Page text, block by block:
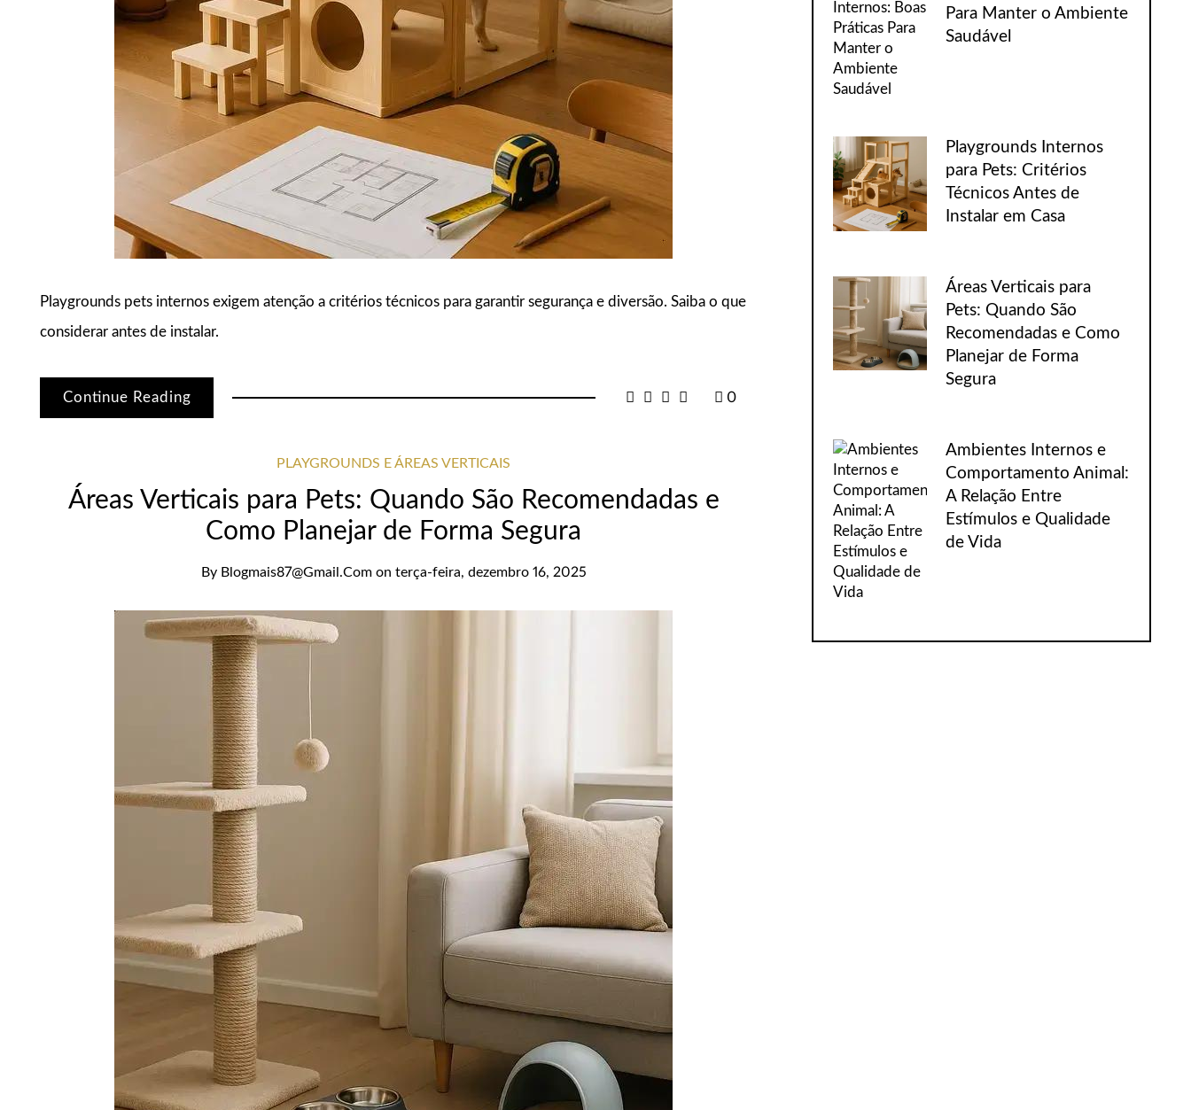
Playgrounds pets internos exigem atenção a critérios técnicos para garantir segurança e diversão. Saiba o que
considerar antes de instalar.
Continue Reading 0
PLAYGROUNDS E ÁREAS VERTICAIS
Áreas Verticais para Pets: Quando São Recomendadas e
Como Planejar de Forma Segura
By Blogmais87@gmail.com on terça-feira, dezembro 16, 2025
Para Manter o Ambiente
Saudável
Playgrounds Internos
para Pets: Critérios
Técnicos Antes de
Instalar em Casa
Áreas Verticais para
Pets: Quando São
Recomendadas e Como
Planejar de Forma
Segura
Ambientes Internos e
Comportamento Animal:
A Relação Entre
Estímulos e Qualidade
de Vida